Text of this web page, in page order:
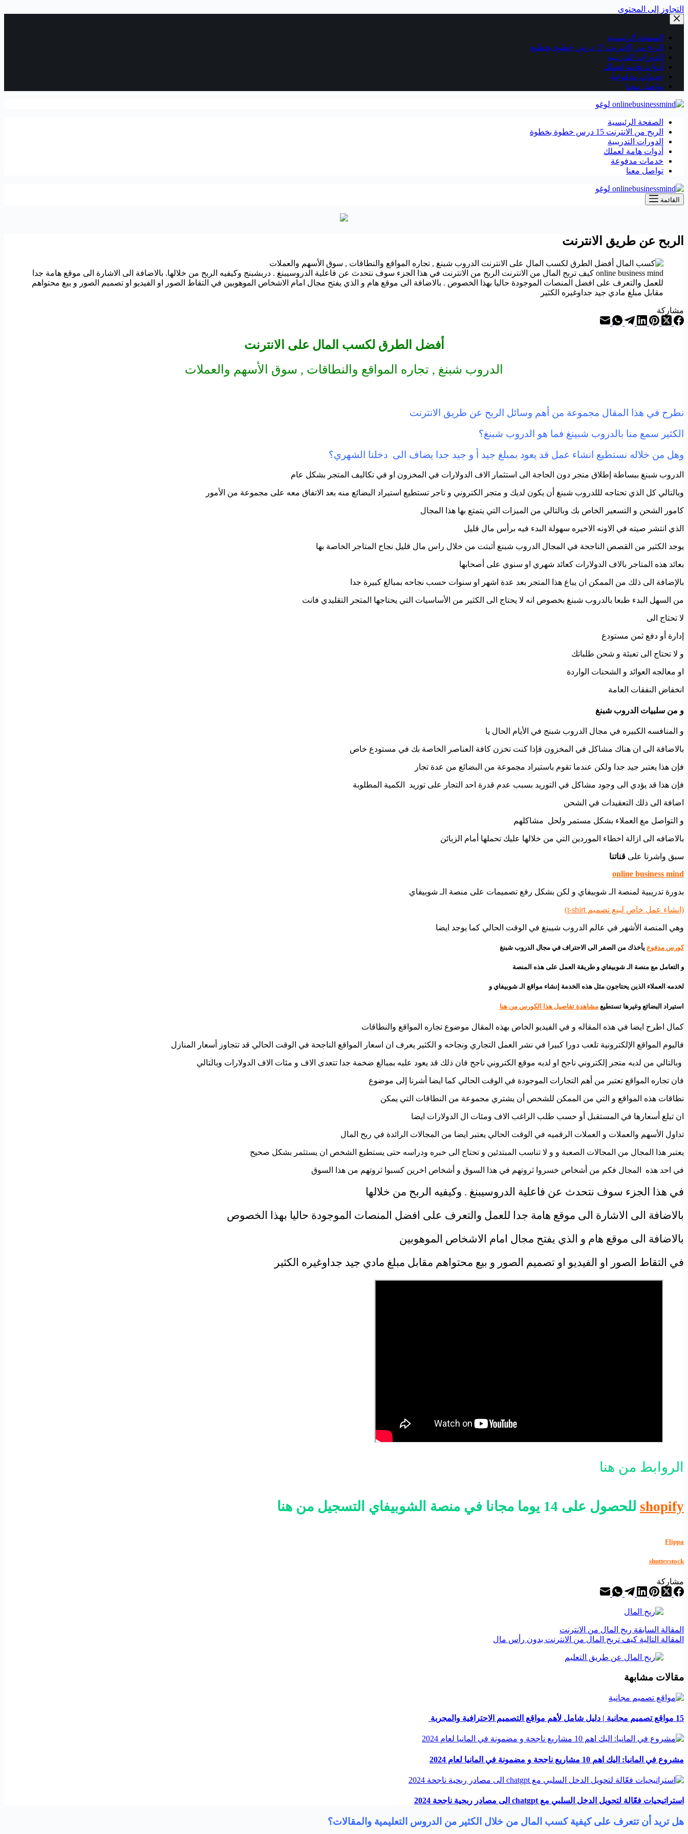
التجاوز إلى المحتوى
الصفحة الرئيسية
الربح من الانترنت 15 درس خطوة بخطوة
الدورات التدريبية
أدوات هامة لعملك
خدمات مدفوعة
تواصل معنا
الصفحة الرئيسية
الربح من الانترنت 15 درس خطوة بخطوة
الدورات التدريبية
أدوات هامة لعملك
خدمات مدفوعة
تواصل معنا
القائمة
الربح عن طريق الانترنت
online business mind كيف تربح المال من الانترنت الربح من الانترنت في هذا الجزء سوف نتحدث عن فاعلية الدروسيبنغ . دربشبنج وكيفيه الربح من خلالها. بالاضافة الى الاشارة الى موقع هامة جدا
للعمل والتعرف على افضل المنصات الموجودة حاليا بهذا الخصوص . بالاضافة الى موقع هام و الذي يفتح مجال امام الاشخاص الموهوبين في التقاط الصور او الفيديو او تصميم الصور و بيع محتواهم
مقابل مبلغ مادي جيد جداوغيره الكثير
مشاركة
أفضل الطرق لكسب المال على الانترنت
الدروب شبنغ , تجاره المواقع والنطاقات , سوق الأسهم والعملات
نطرح في هذا المقال مجموعة من أهم وسائل الربح عن طريق الانترنت
الكثير سمع منا بالدروب شبينغ فما هو الدروب شبنغ؟
وهل من خلاله نستطيع انشاء عمل قد يعود بمبلغ جيد أ و جيد جدا يضاف الى دخلنا الشهري؟
الدروب شبنغ ببساطة إطلاق متجر دون الحاجة الى استثمار الاف الدولارات في المخزون او في تكاليف المتجر بشكل عام
وبالتالي كل الذي تحتاجه لللدروب شبنغ أن يكون لديك و متجر الكتروني و تاجر تستطيع استيراد البضائع منه بعد الاتفاق معه على مجموعة من الأمور
كامور الشحن و التسعير الخاص بك وبالتالي من الميزات التي يتمتع بها هذا المجال
الذي انتشر صيته في الاونه الاخيره سهولة البدء فيه برأس مال قليل
يوجد الكثير من القصص الناجحة في المجال الدروب شبنغ أثبتت من خلال راس مال قليل نجاح المتاجر الخاصة بها
بعائد هذه المتاجر بالاف الدولارات كعائد شهري او سنوي على أصحابها
بالإضافة الى ذلك من الممكن ان يباع هذا المتجر بعد عدة اشهر او سنوات حسب نجاحه بمبالغ كبيرة جدا
من السهل البدء طبعا بالدروب شبنغ بخصوص انه لا يحتاج الى الكثير من الأساسيات التي يحتاجها المتجر التقليدي فانت
لا تحتاج الى
إدارة أو دفع ثمن مستودع
و لا تحتاج الى تعبئة و شحن طلباتك
او معالجه العوائد و الشحنات الواردة
انخفاض النفقات العامة
و من سلبيات الدروب شبنغ
و المنافسه الكبيره في مجال الدروب شبنج في الأيام الحال يا
بالاضافة الى ان هناك مشاكل في المخزون فإذا كنت تخزن كافة العناصر الخاصة بك في مستودع خاص
فإن هذا يعتبر جيد جدا ولكن عندما تقوم باستيراد مجموعة من البضائع من عدة تجار
فإن هذا قد يؤدي الى وجود مشاكل في التوريد بسبب عدم قدرة احد التجار على توريد الكمية المطلوبة
اضافة الى ذلك التعقيدات في الشحن
و التواصل مع العملاء بشكل مستمر ولحل مشاكلهم
بالاضافه الى ازالة اخطاء الموردين التي من خلالها عليك تحملها أمام الزبائن
سبق واشرنا على قناتنا
online business mind
بدورة تدريبية لمنصة الـ شوبيفاي و لكن بشكل رفع تصميمات على منصة الـ شوبيفاي
(انشاء عمل خاص لبيع تصميم t-shirt)
وهي المنصة الأشهر في عالم الدروب شيبنغ في الوقت الحالي كما يوجد ايضا
كورس مدفوع يأخذك من الصفر الى الاحتراف في مجال الدروب شبنغ
و التعامل مع منصة الـ شوبيفاي و طريقة العمل على هذه المنصة
لخدمه العملاء الذين يحتاجون مثل هذه الخدمة إنشاء مواقع الـ شوبيفاي و
استيراد البضائع وغيرها تستطيع مشاهدة تفاصيل هذا الكورس من هنا
كمال اطرح ايضا في هذه المقاله و في الفيديو الخاص بهذه المقال موضوع تجاره المواقع والنطاقات
فاليوم المواقع الإلكترونية تلعب دورا كبيرا في نشر العمل التجاري ونجاحه و الكثير يعرف ان اسعار المواقع الناجحة في الوقت الحالي قد تتجاوز أسعار المنازل
وبالتالي من لديه متجر إلكتروني ناجح او لديه موقع الكتروني ناجح فان ذلك قد يعود عليه بمبالغ ضخمة جدا تتعدى الاف و مئات الاف الدولارات وبالتالي
فان تجاره المواقع تعتبر من أهم التجارات الموجودة في الوقت الحالي كما ايضا أشرنا إلى موضوع
نطاقات هذه المواقع و التي من الممكن للشخص أن يشتري مجموعة من النطاقات التي يمكن
ان تبلغ أسعارها في المستقبل أو حسب طلب الراغب الاف ومئات ال الدولارات ايضا
تداول الأسهم والعملات و العملات الرقميه في الوقت الحالي يعتبر ايضا من المجالات الرائدة في ربح المال
يعتبر هذا المجال من المجالات الصعبة و و لا تناسب المبتدئين و تحتاج الى خبره ودراسه حتى يستطيع الشخص ان يستثمر بشكل صحيح
في احد هذه المجال فكم من أشخاص خسروا ثروتهم في هذا السوق و أشخاص اخرين كسبوا ثروتهم من هذا السوق
في هذا الجزء سوف نتحدث عن فاعلية الدروسيبنغ . وكيفيه الربح من خلالها
بالاضافة الى الاشارة الى موقع هامة جدا للعمل والتعرف على افضل المنصات الموجودة حاليا بهذا الخصوص
بالاضافة الى موقع هام و الذي يفتح مجال امام الاشخاص الموهوبين
في التقاط الصور او الفيديو او تصميم الصور و بيع محتواهم مقابل مبلغ مادي جيد جداوغيره الكثير
الروابط من هنا
shopify للحصول على 14 يوما مجانا في منصة الشوبيفاي التسجيل من هنا
Flippa
shutterstock
مشاركة
المقالة السابقة ربح المال من الانترنت
المقالة التالية كيف تربح المال من الانترنت بدون رأس مال
مقالات مشابهة
15 مواقع تصميم مجانية | دليل شامل لأهم مواقع التصميم الاحترافية والمجربة
مشروع في المانيا: اليك اهم 10 مشاريع ناجحة و مضمونة في المانيا لعام 2024
استراتيجيات فعّالة لتحويل الدخل السلبي مع chatgpt الى مصادر ربحية ناجحة 2024
هل تريد أن تتعرف على كيفية كسب المال من خلال الكثير من الدروس التعليمية والمقالات؟